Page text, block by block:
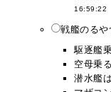
16:59:22
戦艦のる
駆逐艦
空母乗
潜水艦